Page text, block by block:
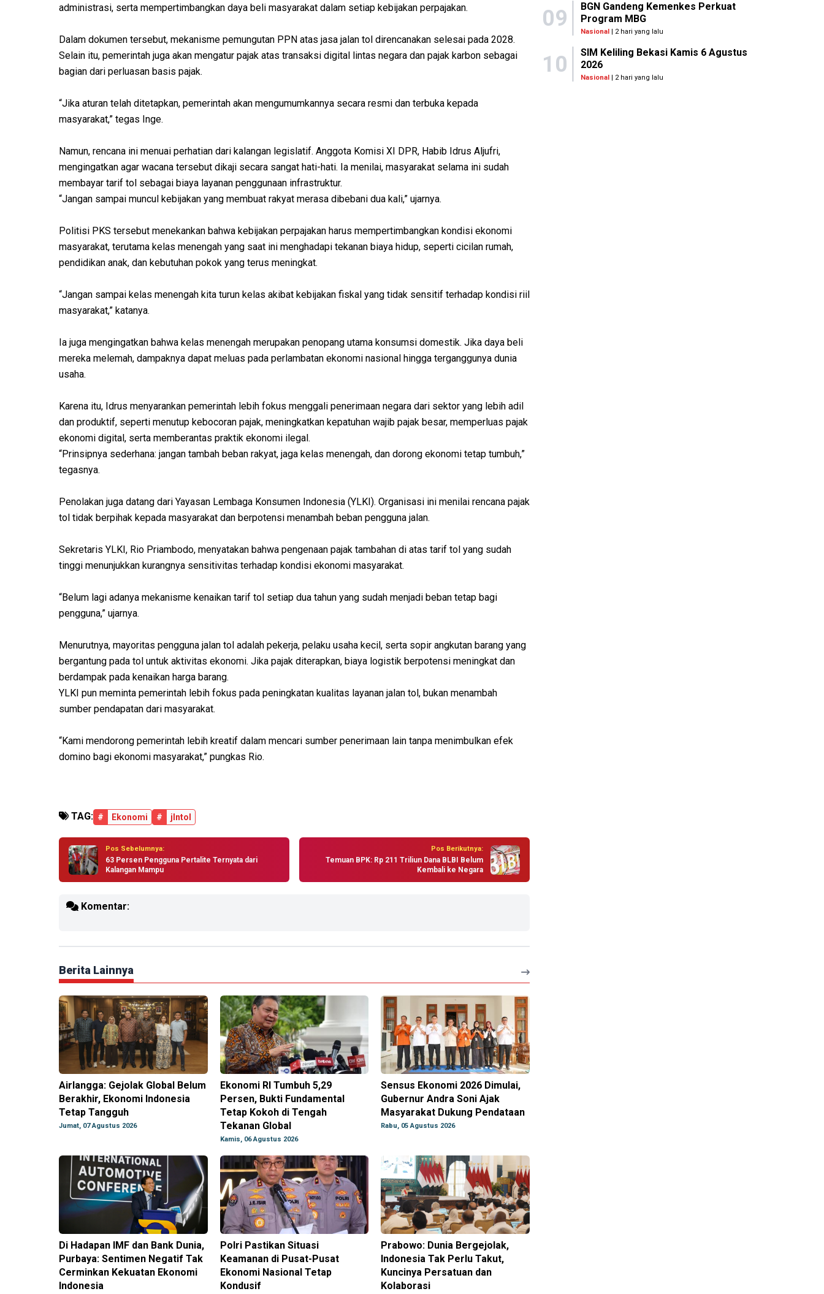
administrasi, serta mempertimbangkan daya beli masyarakat dalam setiap kebijakan perpajakan.
Dalam dokumen tersebut, mekanisme pemungutan PPN atas jasa jalan tol direncanakan selesai pada 2028.
Selain itu, pemerintah juga akan mengatur pajak atas transaksi digital lintas negara dan pajak karbon sebagai
bagian dari perluasan basis pajak.
“Jika aturan telah ditetapkan, pemerintah akan mengumumkannya secara resmi dan terbuka kepada
masyarakat,” tegas Inge.
Namun, rencana ini menuai perhatian dari kalangan legislatif. Anggota Komisi XI DPR, Habib Idrus Aljufri,
mengingatkan agar wacana tersebut dikaji secara sangat hati-hati. Ia menilai, masyarakat selama ini sudah
membayar tarif tol sebagai biaya layanan penggunaan infrastruktur.
“Jangan sampai muncul kebijakan yang membuat rakyat merasa dibebani dua kali,” ujarnya.
Politisi PKS tersebut menekankan bahwa kebijakan perpajakan harus mempertimbangkan kondisi ekonomi
masyarakat, terutama kelas menengah yang saat ini menghadapi tekanan biaya hidup, seperti cicilan rumah,
pendidikan anak, dan kebutuhan pokok yang terus meningkat.
“Jangan sampai kelas menengah kita turun kelas akibat kebijakan fiskal yang tidak sensitif terhadap kondisi riil
masyarakat,” katanya.
Ia juga mengingatkan bahwa kelas menengah merupakan penopang utama konsumsi domestik. Jika daya beli
mereka melemah, dampaknya dapat meluas pada perlambatan ekonomi nasional hingga terganggunya dunia
usaha.
Karena itu, Idrus menyarankan pemerintah lebih fokus menggali penerimaan negara dari sektor yang lebih adil
dan produktif, seperti menutup kebocoran pajak, meningkatkan kepatuhan wajib pajak besar, memperluas pajak
ekonomi digital, serta memberantas praktik ekonomi ilegal.
“Prinsipnya sederhana: jangan tambah beban rakyat, jaga kelas menengah, dan dorong ekonomi tetap tumbuh,”
tegasnya.
Penolakan juga datang dari Yayasan Lembaga Konsumen Indonesia (YLKI). Organisasi ini menilai rencana pajak
tol tidak berpihak kepada masyarakat dan berpotensi menambah beban pengguna jalan.
Sekretaris YLKI, Rio Priambodo, menyatakan bahwa pengenaan pajak tambahan di atas tarif tol yang sudah
tinggi menunjukkan kurangnya sensitivitas terhadap kondisi ekonomi masyarakat.
“Belum lagi adanya mekanisme kenaikan tarif tol setiap dua tahun yang sudah menjadi beban tetap bagi
pengguna,” ujarnya.
Menurutnya, mayoritas pengguna jalan tol adalah pekerja, pelaku usaha kecil, serta sopir angkutan barang yang
bergantung pada tol untuk aktivitas ekonomi. Jika pajak diterapkan, biaya logistik berpotensi meningkat dan
berdampak pada kenaikan harga barang.
YLKI pun meminta pemerintah lebih fokus pada peningkatan kualitas layanan jalan tol, bukan menambah
sumber pendapatan dari masyarakat.
“Kami mendorong pemerintah lebih kreatif dalam mencari sumber penerimaan lain tanpa menimbulkan efek
domino bagi ekonomi masyarakat,” pungkas Rio.
TAG: # Ekonomi # jlntol
Pos Sebelumnya:
63 Persen Pengguna Pertalite Ternyata dari
Kalangan Mampu
Pos Berikutnya:
Temuan BPK: Rp 211 Triliun Dana BLBI Belum
Kembali ke Negara
Komentar:
Berita Lainnya
Airlangga: Gejolak Global Belum
Berakhir, Ekonomi Indonesia
Tetap Tangguh
Jumat, 07 Agustus 2026
Ekonomi RI Tumbuh 5,29
Persen, Bukti Fundamental
Tetap Kokoh di Tengah
Tekanan Global
Kamis, 06 Agustus 2026
Sensus Ekonomi 2026 Dimulai,
Gubernur Andra Soni Ajak
Masyarakat Dukung Pendataan
Rabu, 05 Agustus 2026
Di Hadapan IMF dan Bank Dunia,
Purbaya: Sentimen Negatif Tak
Cerminkan Kekuatan Ekonomi
Indonesia
Polri Pastikan Situasi
Keamanan di Pusat-Pusat
Ekonomi Nasional Tetap
Kondusif
Prabowo: Dunia Bergejolak,
Indonesia Tak Perlu Takut,
Kuncinya Persatuan dan
Kolaborasi
09
BGN Gandeng Kemenkes Perkuat
Program MBG
Nasional | 2 hari yang lalu
10
SIM Keliling Bekasi Kamis 6 Agustus
2026
Nasional | 2 hari yang lalu